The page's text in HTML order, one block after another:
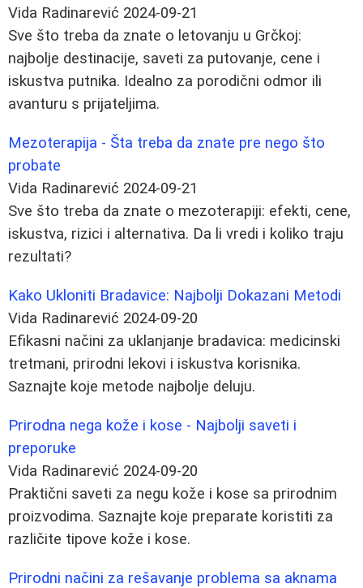
Vida Radinarević 2024-09-21
Sve što treba da znate o letovanju u Grčkoj:
najbolje destinacije, saveti za putovanje, cene i
iskustva putnika. Idealno za porodični odmor ili
avanturu s prijateljima.
Mezoterapija - Šta treba da znate pre nego što
probate
Vida Radinarević 2024-09-21
Sve što treba da znate o mezoterapiji: efekti, cene,
iskustva, rizici i alternativa. Da li vredi i koliko traju
rezultati?
Kako Ukloniti Bradavice: Najbolji Dokazani Metodi
Vida Radinarević 2024-09-20
Efikasni načini za uklanjanje bradavica: medicinski
tretmani, prirodni lekovi i iskustva korisnika.
Saznajte koje metode najbolje deluju.
Prirodna nega kože i kose - Najbolji saveti i
preporuke
Vida Radinarević 2024-09-20
Praktični saveti za negu kože i kose sa prirodnim
proizvodima. Saznajte koje preparate koristiti za
različite tipove kože i kose.
Prirodni načini za rešavanje problema sa aknama